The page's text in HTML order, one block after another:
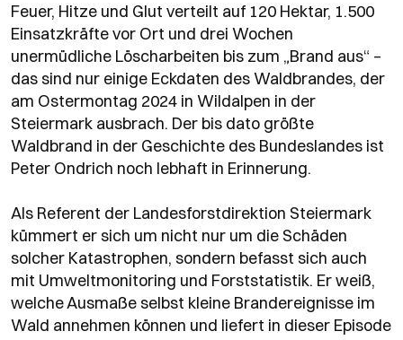
Feuer, Hitze und Glut verteilt auf 120 Hektar, 1.500
Einsatzkräfte vor Ort und drei Wochen
unermüdliche Löscharbeiten bis zum „Brand aus“ –
das sind nur einige Eckdaten des Waldbrandes, der
am Ostermontag 2024 in Wildalpen in der
Steiermark ausbrach. Der bis dato größte
Waldbrand in der Geschichte des Bundeslandes ist
Peter Ondrich noch lebhaft in Erinnerung.
Als Referent der Landesforstdirektion Steiermark
kümmert er sich um nicht nur um die Schäden
solcher Katastrophen, sondern befasst sich auch
mit Umweltmonitoring und Forststatistik. Er weiß,
welche Ausmaße selbst kleine Brandereignisse im
Wald annehmen können und liefert in dieser Episode